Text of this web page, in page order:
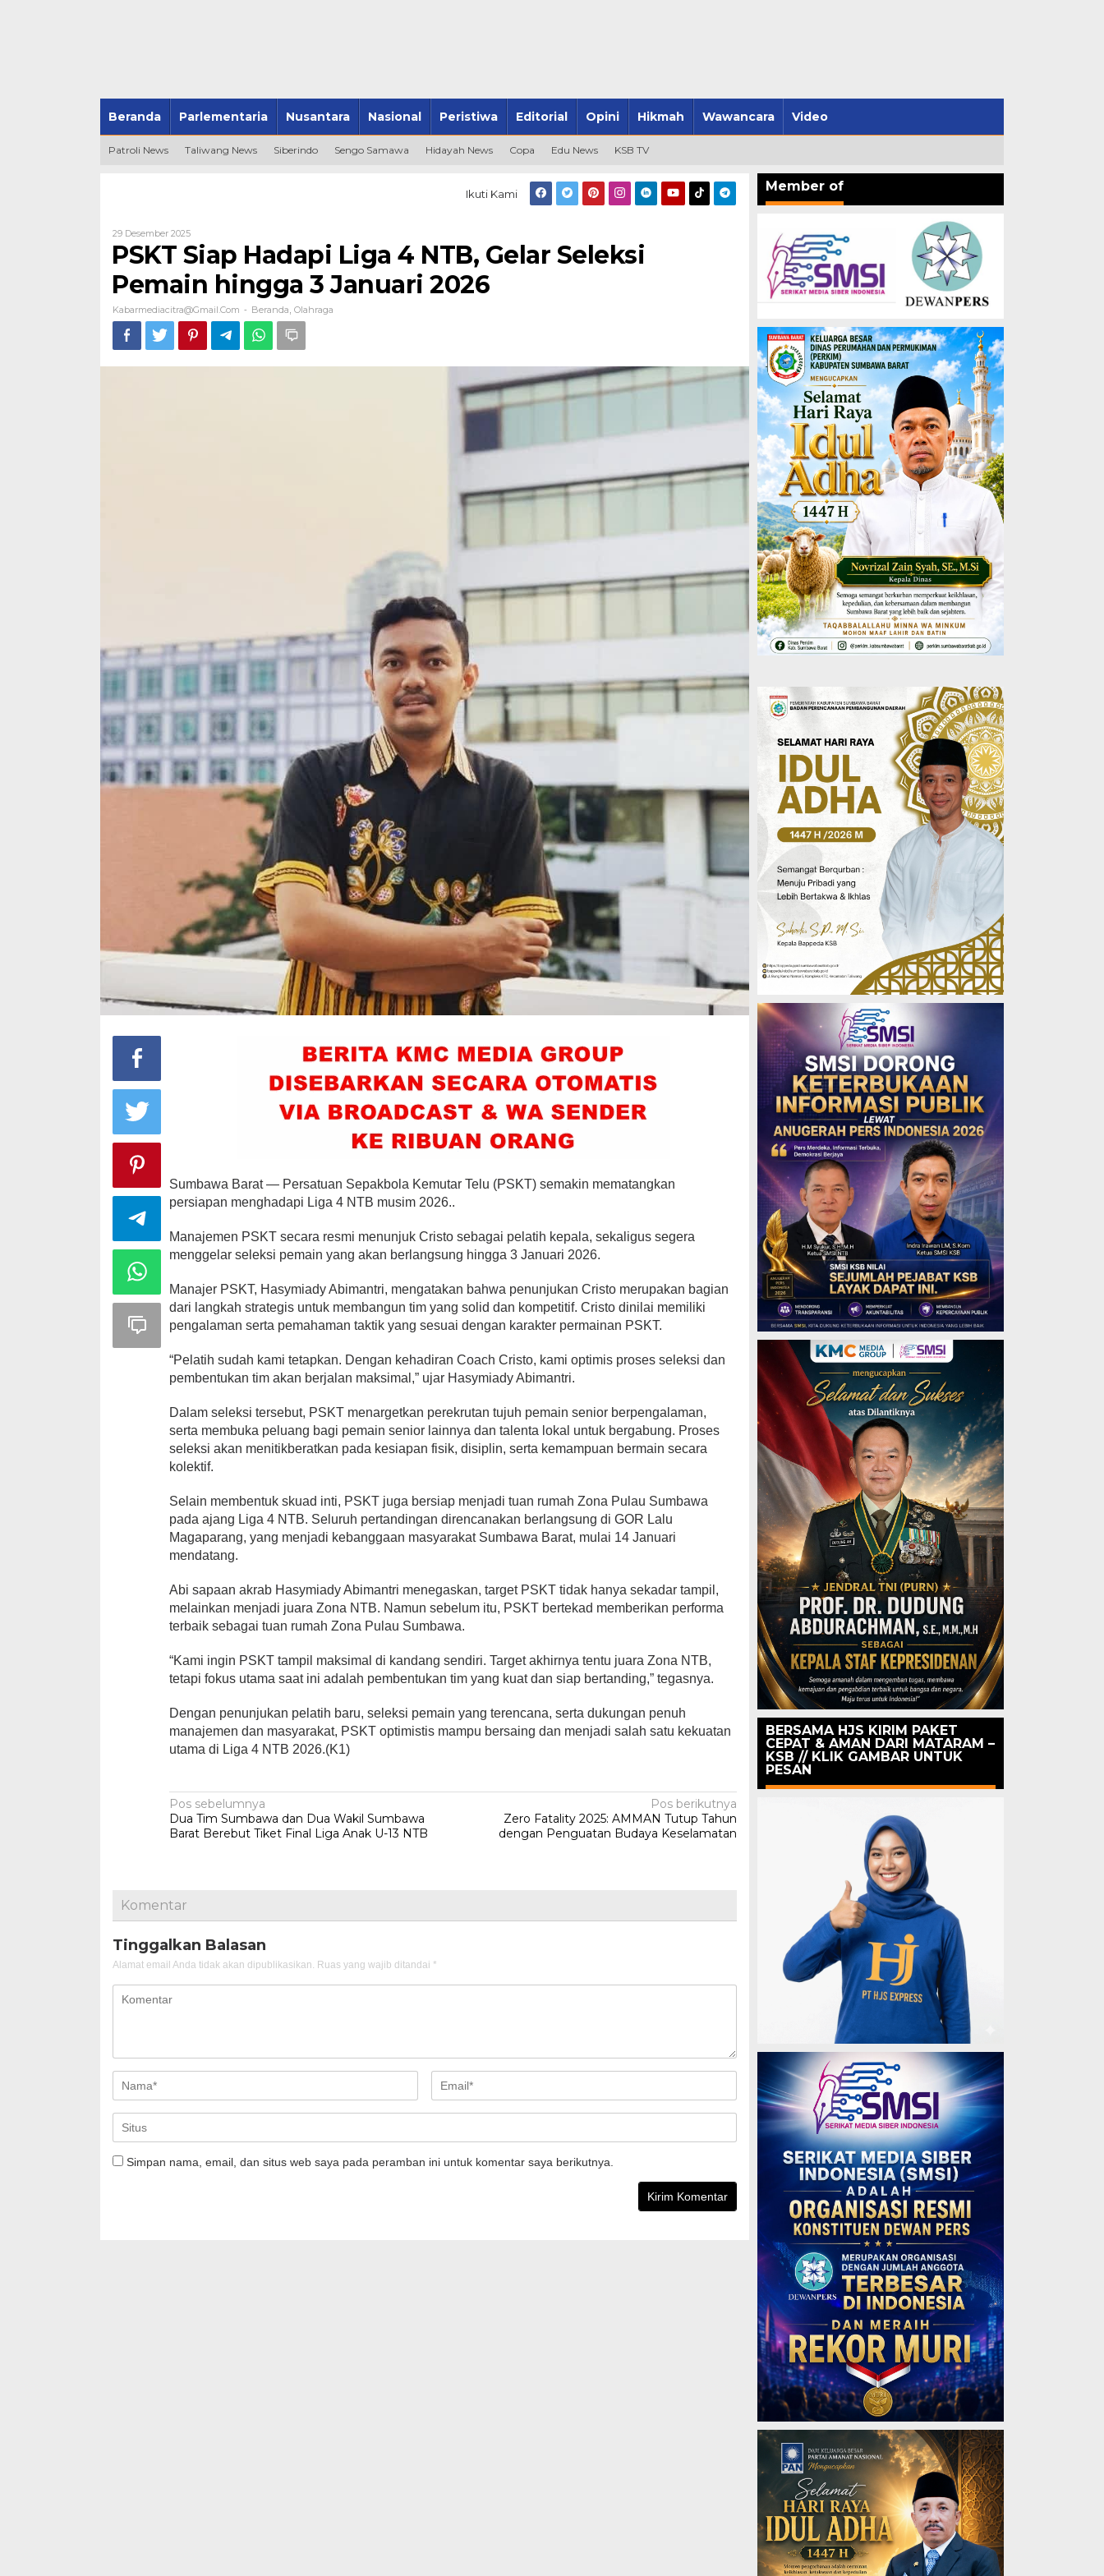
Beranda Parlementaria Nusantara Nasional Peristiwa Editorial Opini Hikmah Wawancara Video
Patroli News Taliwang News Siberindo Sengo Samawa Hidayah News Copa Edu News KSB TV
Ikuti Kami
29 Desember 2025Oleh
Kabarmediacitra@gmail.com
PSKT Siap Hadapi Liga 4 NTB, Gelar Seleksi
Pemain hingga 3 Januari 2026
Kabarmediacitra@gmail.com - Beranda Olahraga
Sumbawa Barat — Persatuan Sepakbola Kemutar Telu (PSKT) semakin mematangkan
persiapan menghadapi Liga 4 NTB musim 2026..
Manajemen PSKT secara resmi menunjuk Cristo sebagai pelatih kepala, sekaligus segera
menggelar seleksi pemain yang akan berlangsung hingga 3 Januari 2026.
Manajer PSKT, Hasymiady Abimantri, mengatakan bahwa penunjukan Cristo merupakan bagian
dari langkah strategis untuk membangun tim yang solid dan kompetitif. Cristo dinilai memiliki
pengalaman serta pemahaman taktik yang sesuai dengan karakter permainan PSKT.
“Pelatih sudah kami tetapkan. Dengan kehadiran Coach Cristo, kami optimis proses seleksi dan
pembentukan tim akan berjalan maksimal,” ujar Hasymiady Abimantri.
Dalam seleksi tersebut, PSKT menargetkan perekrutan tujuh pemain senior berpengalaman,
serta membuka peluang bagi pemain senior lainnya dan talenta lokal untuk bergabung. Proses
seleksi akan menitikberatkan pada kesiapan fisik, disiplin, serta kemampuan bermain secara
kolektif.
Selain membentuk skuad inti, PSKT juga bersiap menjadi tuan rumah Zona Pulau Sumbawa
pada ajang Liga 4 NTB. Seluruh pertandingan direncanakan berlangsung di GOR Lalu
Magaparang, yang menjadi kebanggaan masyarakat Sumbawa Barat, mulai 14 Januari
mendatang.
Abi sapaan akrab Hasymiady Abimantri menegaskan, target PSKT tidak hanya sekadar tampil,
melainkan menjadi juara Zona NTB. Namun sebelum itu, PSKT bertekad memberikan performa
terbaik sebagai tuan rumah Zona Pulau Sumbawa.
“Kami ingin PSKT tampil maksimal di kandang sendiri. Target akhirnya tentu juara Zona NTB,
tetapi fokus utama saat ini adalah pembentukan tim yang kuat dan siap bertanding,” tegasnya.
Dengan penunjukan pelatih baru, seleksi pemain yang terencana, serta dukungan penuh
manajemen dan masyarakat, PSKT optimistis mampu bersaing dan menjadi salah satu kekuatan
utama di Liga 4 NTB 2026.(K1)
Navigasi
pos
Pos sebelumnya
Dua Tim Sumbawa dan Dua Wakil Sumbawa
Barat Berebut Tiket Final Liga Anak U-13 NTB
Pos berikutnya
Zero Fatality 2025: AMMAN Tutup Tahun
dengan Penguatan Budaya Keselamatan
Komentar
Tinggalkan Balasan
Alamat email Anda tidak akan dipublikasikan. Ruas yang wajib ditandai *
Simpan nama, email, dan situs web saya pada peramban ini untuk komentar saya berikutnya.
Member of
BERSAMA HJS KIRIM PAKET
CEPAT & AMAN DARI MATARAM –
KSB // KLIK GAMBAR UNTUK
PESAN